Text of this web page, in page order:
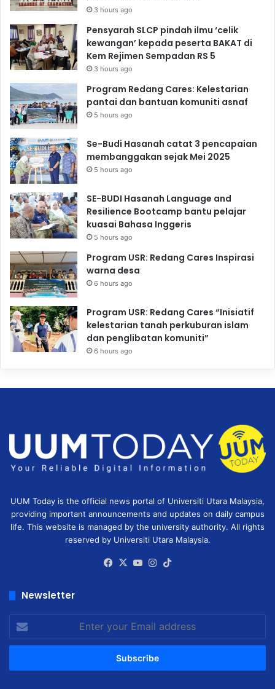
3 hours ago
Pensyarah SLCP pindah ilmu ‘celik
kewangan’ kepada peserta BAKAT di
Kem Rejimen Sempadan RS 5
3 hours ago
Program Redang Cares: Kelestarian
pantai dan bantuan komuniti asnaf
5 hours ago
Se-Budi Hasanah catat 3 pencapaian
membanggakan sejak Mei 2025
5 hours ago
SE-BUDI Hasanah Language and
Resilience Bootcamp bantu pelajar
kuasai Bahasa Inggeris
5 hours ago
Program USR: Redang Cares Inspirasi
warna desa
6 hours ago
Program USR: Redang Cares “Inisiatif
kelestarian tanah perkuburan islam
dan penglibatan komuniti”
6 hours ago
UUM Today is the official news portal of Universiti Utara Malaysia,
providing important announcements and updates on daily campus
life. This website is managed by the university authority. All rights
reserved by Universiti Utara Malaysia.
Facebook
X YouTubeInstagram
Newsletter
Enter
your
Email